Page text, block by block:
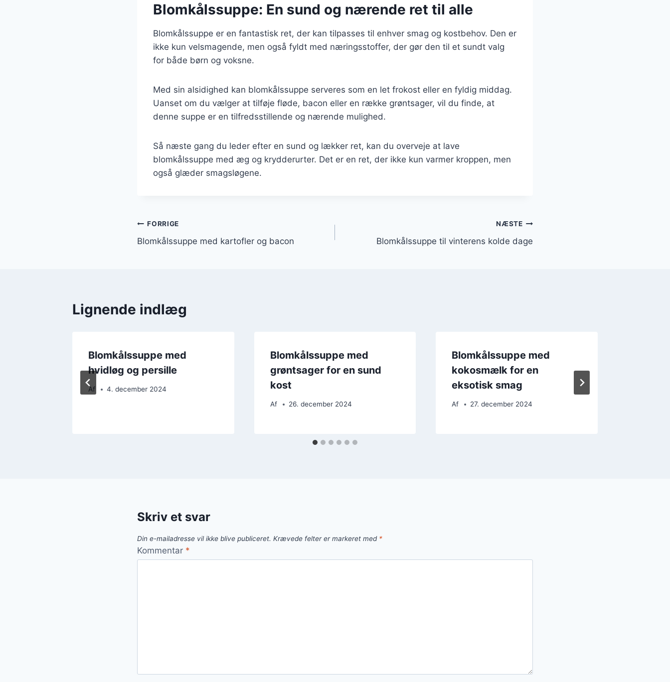
Blomkålssuppe: En sund og nærende ret til alle
Blomkålssuppe er en fantastisk ret, der kan tilpasses til enhver smag og kostbehov. Den er
ikke kun velsmagende, men også fyldt med næringsstoffer, der gør den til et sundt valg
for både børn og voksne.
Med sin alsidighed kan blomkålssuppe serveres som en let frokost eller en fyldig middag.
Uanset om du vælger at tilføje fløde, bacon eller en række grøntsager, vil du finde, at
denne suppe er en tilfredsstillende og nærende mulighed.
Så næste gang du leder efter en sund og lækker ret, kan du overveje at lave
blomkålssuppe med æg og krydderurter. Det er en ret, der ikke kun varmer kroppen, men
også glæder smagsløgene.
Indlægsnavigation
FORRIGE
Blomkålssuppe med kartofler og bacon
NÆSTE
Blomkålssuppe til vinterens kolde dage
Lignende indlæg
Blomkålssuppe med
hvidløg og persille
Af 4. december 2024
Blomkålssuppe med
grøntsager for en sund
kost
Af 26. december 2024
Blomkålssuppe med
kokosmælk for en
eksotisk smag
Af 27. december 2024
Skriv et svar
Din e-mailadresse vil ikke blive publiceret. Krævede felter er markeret med *
Kommentar *